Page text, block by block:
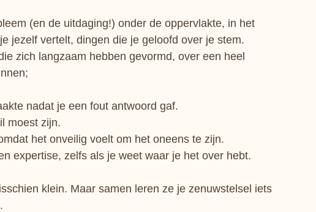
(en de uitdaging!) onder de oppervlakte, in het
jezelf vertelt, dingen die je geloofd over je stem.
zich langzaam hebben gevormd, over een heel
nadat je een fout antwoord gaf.
moest zijn.
het onveilig voelt om het oneens te zijn.
expertise, zelfs als je weet waar je het over hebt.
klein. Maar samen leren ze je zenuwstelsel iets